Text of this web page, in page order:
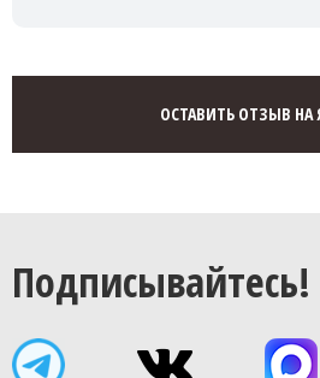
ОСТАВИТЬ ОТЗЫВ НА
Подписывайтесь!